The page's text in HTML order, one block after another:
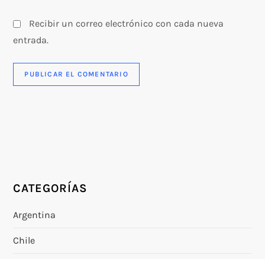
Recibir un correo electrónico con cada nueva
entrada.
CATEGORÍAS
Argentina
Chile